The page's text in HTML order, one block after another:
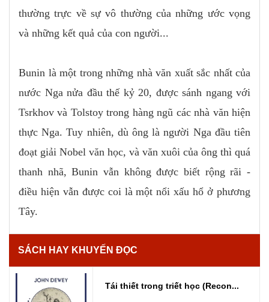
thường trực về sự vô thường của những ước vọng
và những kết quả của con người...
Bunin là một trong những nhà văn xuất sắc nhất của
nước Nga nửa đầu thế kỷ 20, được sánh ngang với
Tsrkhov và Tolstoy trong hàng ngũ các nhà văn hiện
thực Nga. Tuy nhiên, dù ông là người Nga đầu tiên
đoạt giải Nobel văn học, và văn xuôi của ông thì quá
thanh nhã, Bunin vẫn không được biết rộng rãi -
điều hiện vẫn được coi là một nổi xấu hổ ở phương
Tây.
SÁCH HAY KHUYẾN ĐỌC
Tái thiết trong triết học (Recon...